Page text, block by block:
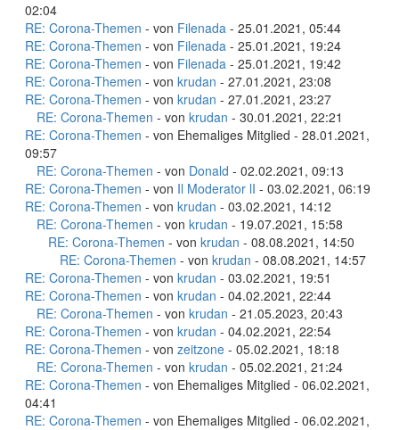
02:04
RE: Corona-Themen - von Filenada - 25.01.2021, 05:44
RE: Corona-Themen - von Filenada - 25.01.2021, 19:24
RE: Corona-Themen - von Filenada - 25.01.2021, 19:42
RE: Corona-Themen - von krudan - 27.01.2021, 23:08
RE: Corona-Themen - von krudan - 27.01.2021, 23:27
RE: Corona-Themen - von krudan - 30.01.2021, 22:21
RE: Corona-Themen - von Ehemaliges Mitglied - 28.01.2021,
09:57
RE: Corona-Themen - von Donald - 02.02.2021, 09:13
RE: Corona-Themen - von Il Moderator lI - 03.02.2021, 06:19
RE: Corona-Themen - von krudan - 03.02.2021, 14:12
RE: Corona-Themen - von krudan - 19.07.2021, 15:58
RE: Corona-Themen - von krudan - 08.08.2021, 14:50
RE: Corona-Themen - von krudan - 08.08.2021, 14:57
RE: Corona-Themen - von krudan - 03.02.2021, 19:51
RE: Corona-Themen - von krudan - 04.02.2021, 22:44
RE: Corona-Themen - von krudan - 21.05.2023, 20:43
RE: Corona-Themen - von krudan - 04.02.2021, 22:54
RE: Corona-Themen - von zeitzone - 05.02.2021, 18:18
RE: Corona-Themen - von krudan - 05.02.2021, 21:24
RE: Corona-Themen - von Ehemaliges Mitglied - 06.02.2021,
04:41
RE: Corona-Themen - von Ehemaliges Mitglied - 06.02.2021,